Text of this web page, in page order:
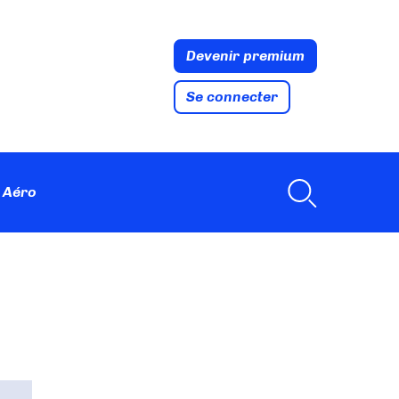
Devenir premium
Se connecter